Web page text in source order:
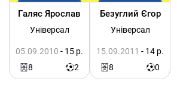
Галяс Ярослав
Універсал
05.09.2010 - 15 р.
8
2
Безуглий Єгор
Універсал
15.09.2011 - 14 р.
8
0